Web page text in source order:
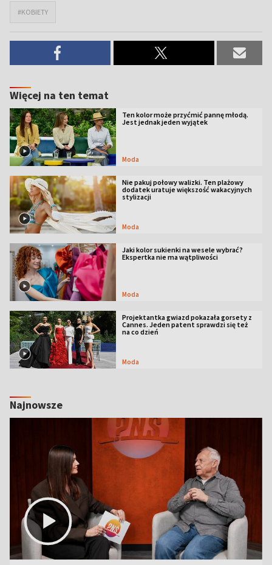
#KOBIETY
Więcej na ten temat
Ten kolor może przyćmić pannę młodą.
Jest jednak jeden wyjątek
Moda
Nie pakuj połowy walizki. Ten plażowy
dodatek uratuje większość wakacyjnych
stylizacji
Moda
Jaki kolor sukienki na wesele wybrać?
Ekspertka nie ma wątpliwości
Moda
Projektantka gwiazd pokazała gorsety z
Cannes. Jeden patent sprawdzi się też
na co dzień
Moda
Najnowsze